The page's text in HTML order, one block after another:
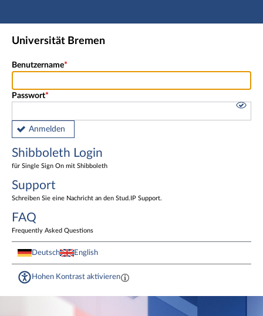
Hauptnavigation
Shibboleth Login
Universität Bremen
Benutzername
Passwort
Anmelden
Shibboleth Login
für Single Sign On mit Shibboleth
Support
Schreiben Sie eine Nachricht an den Stud.IP Support.
FAQ
Frequently Asked Questions
Deutsch English
Hohen Kontrast aktivieren